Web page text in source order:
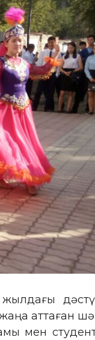
жылдағы
аттаған
мен